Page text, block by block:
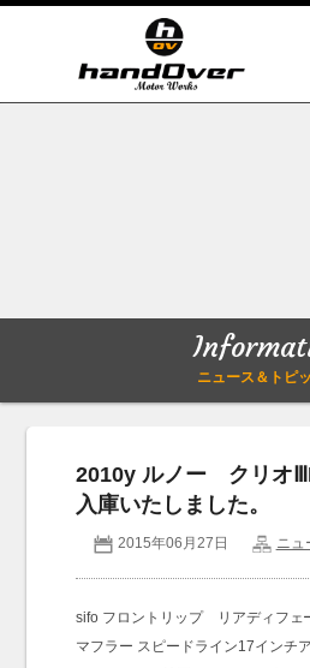
会社概要
アクセス
お問い合わせ
ニュース＆トピ
2010y ルノー クリオ
入庫いたしました。
2015年06月27日 ニュ
sifo フロントリップ リアディフ
マフラー スピードライン17インチ